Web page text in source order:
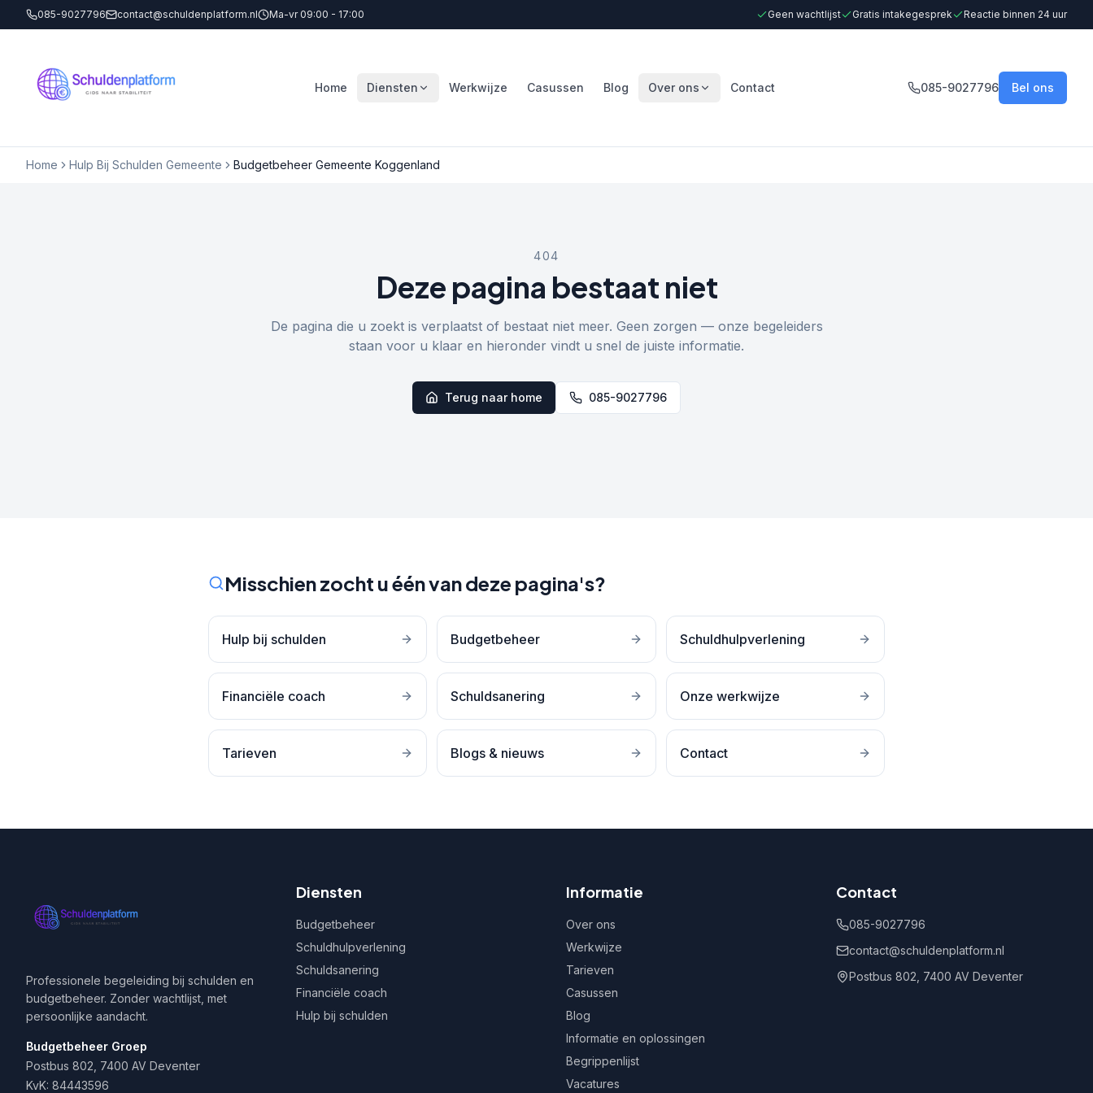
085-9027796 contact@schuldenplatform.nl Ma-vr 09:00 - 17:00 Geen wachtlijst Gratis intakegesprek Reactie binnen 24 uur
Home Diensten Werkwijze Casussen Blog Over ons Contact 085-9027796 Bel ons
Home Hulp Bij Schulden Gemeente Budgetbeheer Gemeente Koggenland
404
Deze pagina bestaat niet
De pagina die u zoekt is verplaatst of bestaat niet meer. Geen zorgen — onze begeleiders
staan voor u klaar en hieronder vindt u snel de juiste informatie.
Terug naar home 085-9027796
Misschien zocht u één van deze pagina's?
Hulp bij schulden Budgetbeheer Schuldhulpverlening
Financiële coach Schuldsanering Onze werkwijze
Tarieven Blogs & nieuws Contact
Professionele begeleiding bij schulden en
budgetbeheer. Zonder wachtlijst, met
persoonlijke aandacht.
Budgetbeheer Groep
Postbus 802, 7400 AV Deventer
KvK: 84443596
Diensten
Budgetbeheer
Schuldhulpverlening
Schuldsanering
Financiële coach
Hulp bij schulden
Informatie
Over ons
Werkwijze
Tarieven
Casussen
Blog
Informatie en oplossingen
Begrippenlijst
Vacatures
Contact
085-9027796
contact@schuldenplatform.nl
Postbus 802, 7400 AV Deventer